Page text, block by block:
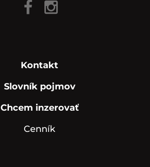
Kontakt
Slovník pojmov
Chcem inzerovať
Cenník